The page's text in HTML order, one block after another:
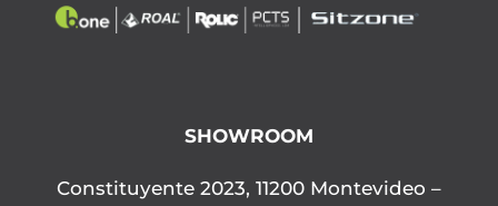
SHOWROOM
Constituyente 2023, 11200 Montevideo –